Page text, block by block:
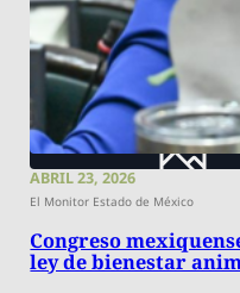
ABRIL 23, 2026
El Monitor Estado de México
Congreso
ley de bienestar